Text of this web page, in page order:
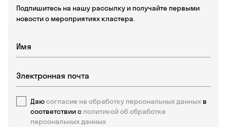
Подпишитесь на нашу рассылку и получайте первыми
новости о мероприятиях кластера.
Даюсогласие на обработку персональных данных в
соответствии с политикой об обработке
персональных данных